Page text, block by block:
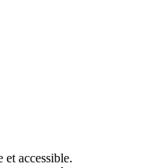
accessible.